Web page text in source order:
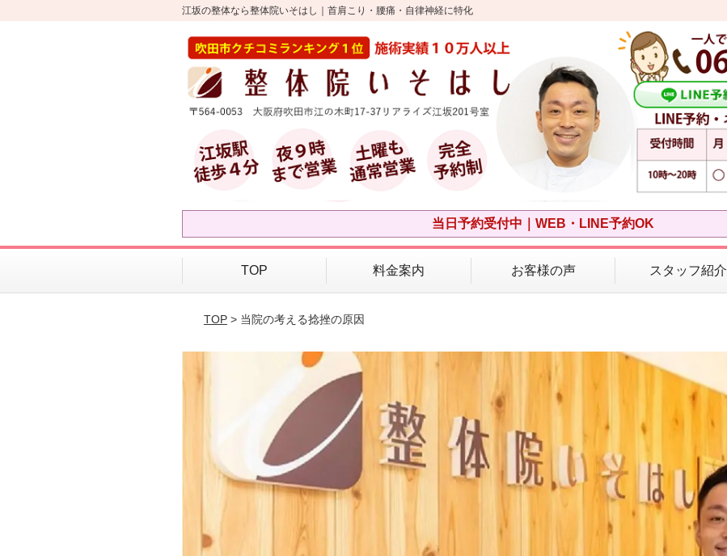
江坂の整体なら整体院いそはし｜首肩こり・腰痛・自律神経に特化
当日予約受付中｜WEB・LINE予約OK
TOP 料金案内 お客様の声 スタッフ紹介
TOP> 当院の考える捻挫の原因